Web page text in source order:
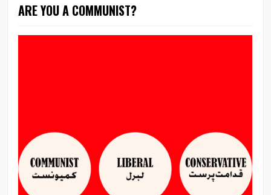
ARE YOU A COMMUNIST?